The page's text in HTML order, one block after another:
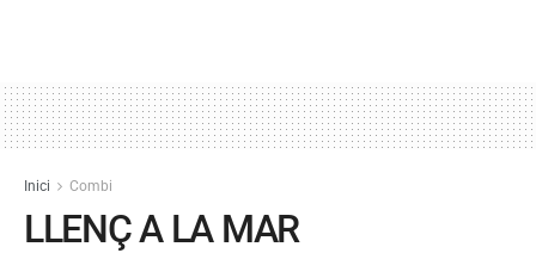
Inici Combi
LLENÇ A LA MAR